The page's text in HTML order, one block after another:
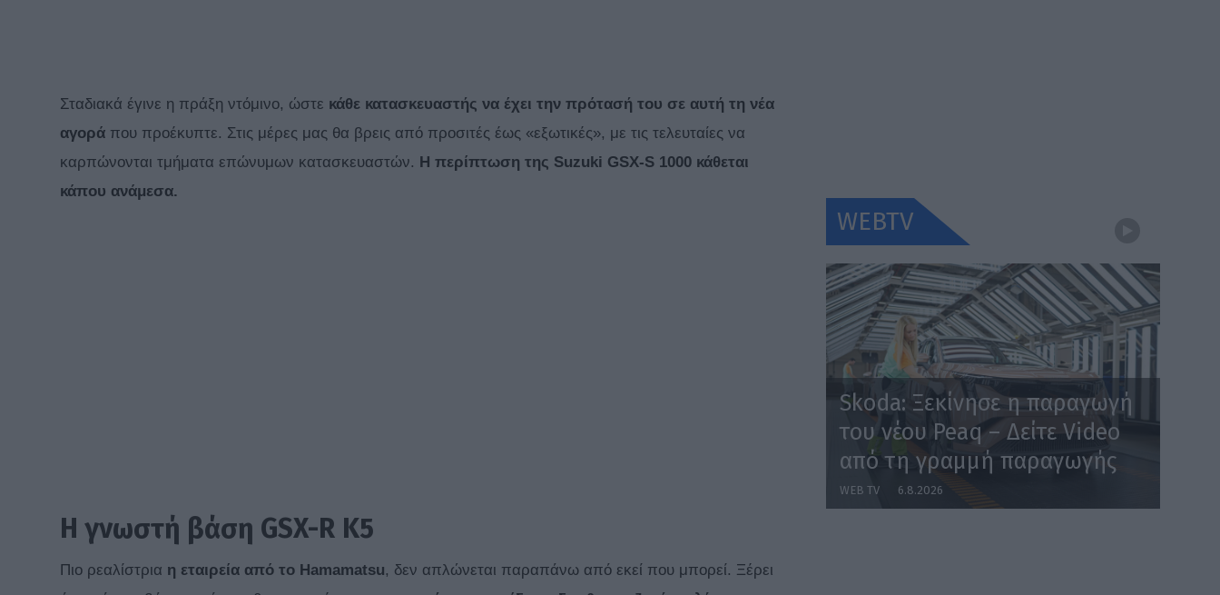
Σταδιακά έγινε η πράξη ντόμινο, ώστε κάθε κατασκευαστής να έχει την πρότασή του σε αυτή τη νέα
αγορά που προέκυπτε. Στις μέρες μας θα βρεις από προσιτές έως «εξωτικές», με τις τελευταίες να
καρπώνονται τμήματα επώνυμων κατασκευαστών. Η περίπτωση της Suzuki GSX-S 1000 κάθεται
κάπου ανάμεσα.
Η γνωστή βάση GSX-R K5
Πιο ρεαλίστρια η εταιρεία από το Hamamatsu, δεν απλώνεται παραπάνω από εκεί που μπορεί. Ξέρει
WEBTV
Skoda: Ξεκίνησε η παραγωγή
του νέου Peaq – Δείτε Video
από τη γραμμή παραγωγής
WEB TV 6.8.2026